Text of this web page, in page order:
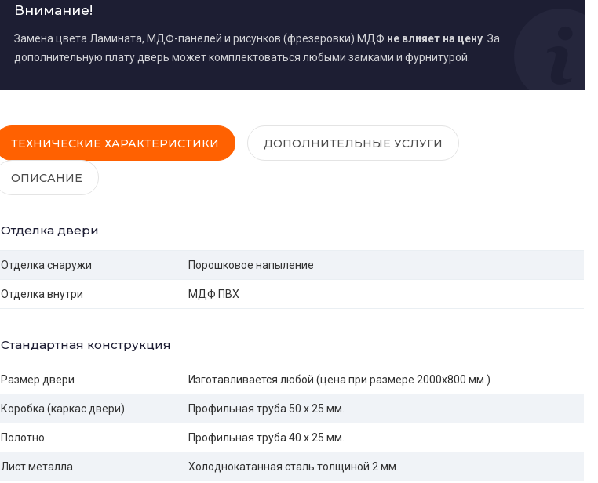
Внимание!
Замена цвета Ламината, МДФ-панелей и рисунков (фрезеровки) МДФ не влияет на цену . За
дополнительную плату дверь может комплектоваться любыми замками и фурнитурой.
ТЕХНИЧЕСКИЕ ХАРАКТЕРИСТИКИ ДОПОЛНИТЕЛЬНЫЕ УСЛУГИ
ОПИСАНИЕ
Отделка двери
Отделка снаружи Порошковое напыление
Отделка внутри МДФ ПВХ
Стандартная конструкция
Размер двери Изготавливается любой (цена при размере 2000x800 мм.)
Коробка (каркас двери) Профильная труба 50 х 25 мм.
Полотно Профильная труба 40 х 25 мм.
Лист металла Холоднокатанная сталь толщиной 2 мм.